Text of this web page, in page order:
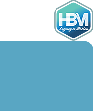
Skip
to
content